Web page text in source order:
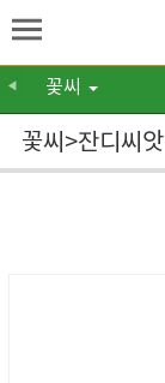
◀ 꽃씨
꽃씨>잔디씨앗